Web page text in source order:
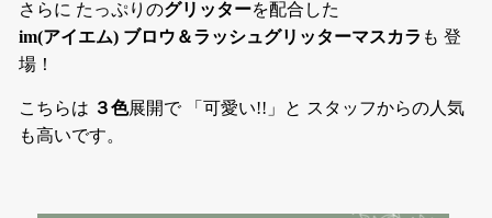
さらに たっぷりのグリッターを配合した
im(アイエム) ブロウ＆ラッシュグリッターマスカラ も 登
場！
こちらは ３色展開で 「可愛い!!」と スタッフからの人気
も高いです。